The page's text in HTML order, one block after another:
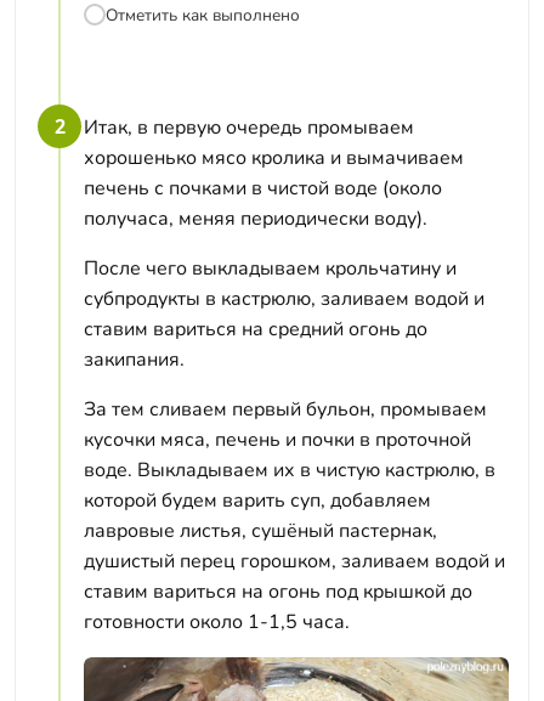
Отметить как выполнено
2
Итак, в первую очередь промываем
хорошенько мясо кролика и вымачиваем
печень с почками в чистой воде (около
получаса, меняя периодически воду).
После чего выкладываем крольчатину и
субпродукты в кастрюлю, заливаем водой и
ставим вариться на средний огонь до
закипания.
За тем сливаем первый бульон, промываем
кусочки мяса, печень и почки в проточной
воде. Выкладываем их в чистую кастрюлю, в
которой будем варить суп, добавляем
лавровые листья, сушёный пастернак,
душистый перец горошком, заливаем водой и
ставим вариться на огонь под крышкой до
готовности около 1-1,5 часа.